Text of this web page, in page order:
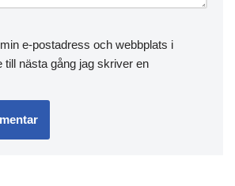
e-postadress och webbplats i
till nästa gång jag skriver en